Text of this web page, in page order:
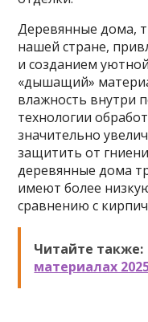
Деревянные дома,
нашей стране,
и созданием
«дышащий»
влажность внутри
технологии
значительно
защитить от
деревянные дома
имеют более
сравнению с
Читайте также:
материалах